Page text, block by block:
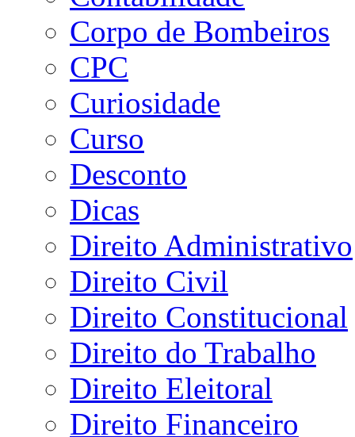
Corpo de Bombeiros
CPC
Curiosidade
Curso
Desconto
Dicas
Direito Administrativo
Direito Civil
Direito Constitucional
Direito do Trabalho
Direito Eleitoral
Direito Financeiro